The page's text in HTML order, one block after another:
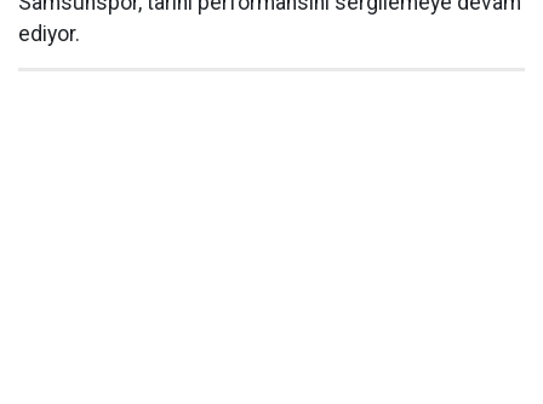
ediyor.